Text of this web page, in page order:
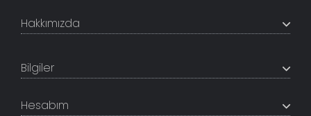
Hakkımızda
TabloShop, müşteri memnuniyetini en üst seviyede
tutmaya çalışır. Uzman kadrosu ile profesyonel işçilikle
Bilgiler
İletişim Bilgileri
Hesabım